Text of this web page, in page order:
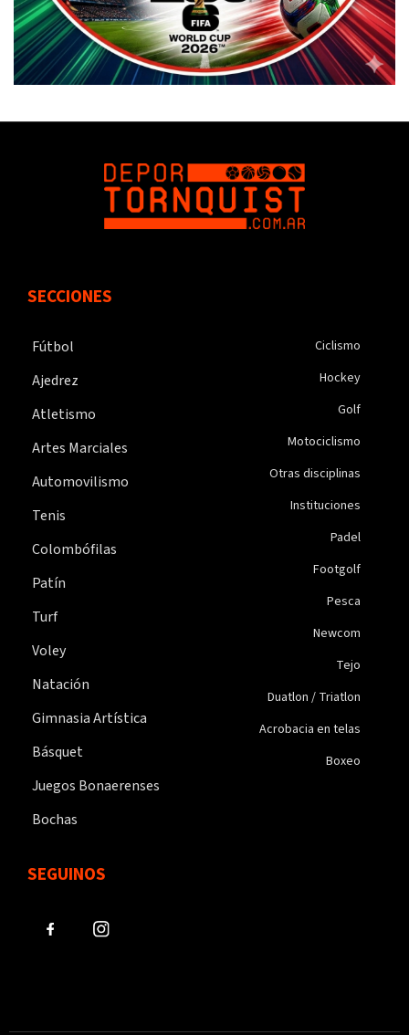
SECCIONES
Fútbol
Ajedrez
Atletismo
Artes Marciales
Automovilismo
Tenis
Colombófilas
Patín
Turf
Voley
Natación
Gimnasia Artística
Básquet
Juegos Bonaerenses
Bochas
Ciclismo
Hockey
Golf
Motociclismo
Otras disciplinas
Instituciones
Padel
Footgolf
Pesca
Newcom
Tejo
Duatlon / Triatlon
Acrobacia en telas
Boxeo
SEGUINOS